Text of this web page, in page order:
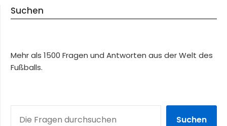
Suchen
Mehr als 1500 Fragen und Antworten aus der Welt des
Fußballs.
Suchen